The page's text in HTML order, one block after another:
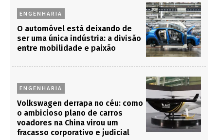
ENGENHARIA
O automóvel está deixando de
ser uma única indústria: a divisão
entre mobilidade e paixão
ENGENHARIA
Volkswagen derrapa no céu: como
o ambicioso plano de carros
voadores na China virou um
fracasso corporativo e judicial